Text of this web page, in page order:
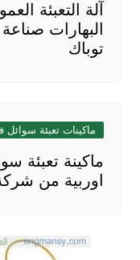
آلة التعبئة
البهارات
توباك
ماكينات تعبئة سوائل
ماكينة تعبئة
اوربية من